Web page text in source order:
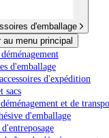
d'emballage
au menu principal
d'emballage
d'expédition
sacs
et de
d'emballage